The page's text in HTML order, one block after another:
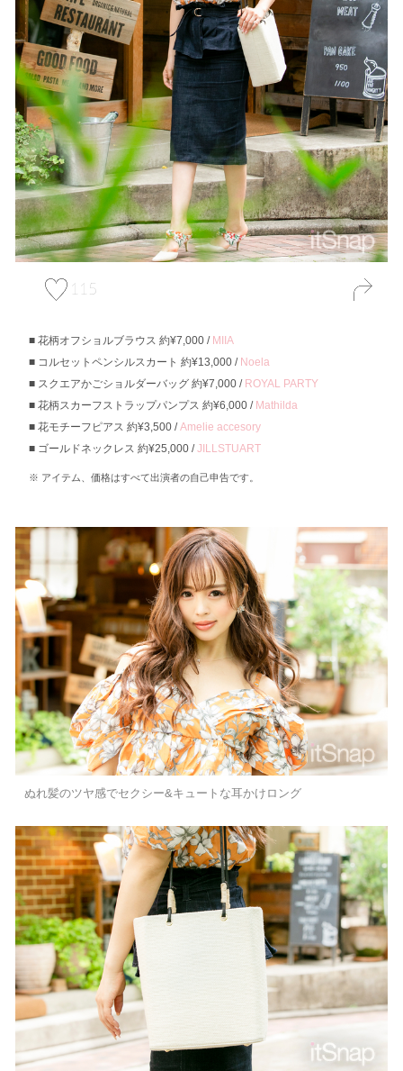
115
花柄オフショルブラウス 約¥7,000 / MIIA
コルセットペンシルスカート 約¥13,000 / Noela
スクエアかごショルダーバッグ 約¥7,000 / ROYAL PARTY
花柄スカーフストラップパンプス 約¥6,000 / Mathilda
花モチーフピアス 約¥3,500 /Amelie accesory
ゴールドネックレス 約¥25,000 /JILLSTUART
アイテム、価格はすべて出演者の自己申告です。
ぬれ髪のツヤ感でセクシー&キュートな耳かけロング